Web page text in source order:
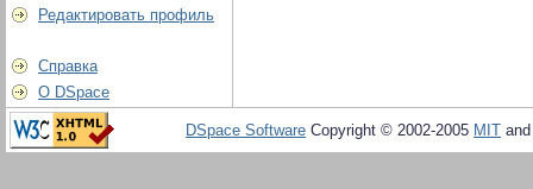
Редактировать профиль
Справка
О DSpace
DSpace Software Copyright © 2002-2005 MIT